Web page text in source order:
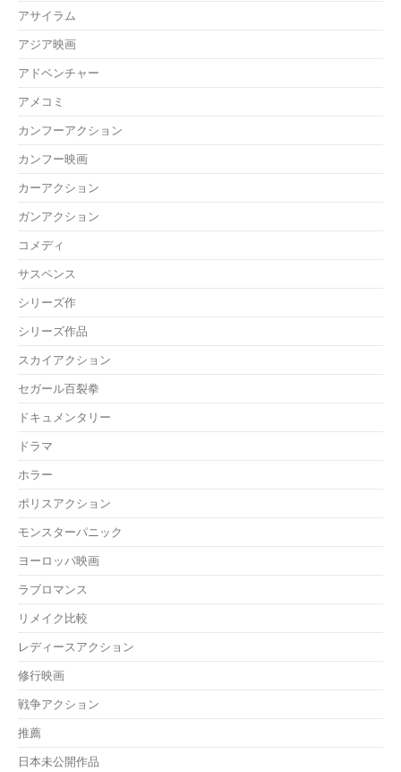
アサイラム
アジア映画
アドベンチャー
アメコミ
カンフーアクション
カンフー映画
カーアクション
ガンアクション
コメディ
サスペンス
シリーズ作
シリーズ作品
スカイアクション
セガール百裂拳
ドキュメンタリー
ドラマ
ホラー
ポリスアクション
モンスターパニック
ヨーロッパ映画
ラブロマンス
リメイク比較
レディースアクション
修行映画
戦争アクション
推薦
日本未公開作品